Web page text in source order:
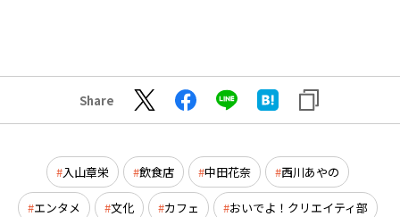
Share
入山章栄 飲食店 中田花奈 西川あやの
エンタメ 文化 カフェ おいでよ！クリエイティ部